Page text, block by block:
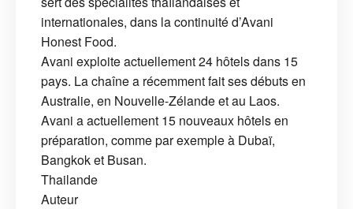
internationales, dans la continuité d’Avani
Honest Food.
Avani exploite actuellement 24 hôtels dans 15
pays. La chaîne a récemment fait ses débuts en
Australie, en Nouvelle-Zélande et au Laos.
Avani a actuellement 15 nouveaux hôtels en
préparation, comme par exemple à Dubaï,
Bangkok et Busan.
Thailande
Auteur